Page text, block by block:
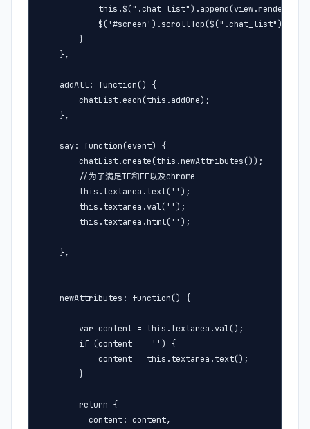
        }
    },
    addAll: function() {
        chatList.each(this.addOne);
    },
    say: function(event) {
        chatList.create(this.newAttributes());
        //为了满足IE和FF以及chrome
        this.textarea.text('');
        this.textarea.val('');
        this.textarea.html('');
    },
    newAttributes: function() {
        var content = this.textarea.val();
        if (content == '') {
            content = this.textarea.text();
        }
        return {
          content: content,